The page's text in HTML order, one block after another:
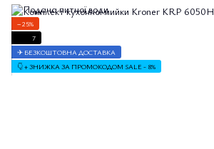
−25%
7
✈ БЕЗКОШТОВНА ДОСТАВКА
👇 + ЗНИЖКА ЗА ПРОМОКОДОМ SALE - 8%